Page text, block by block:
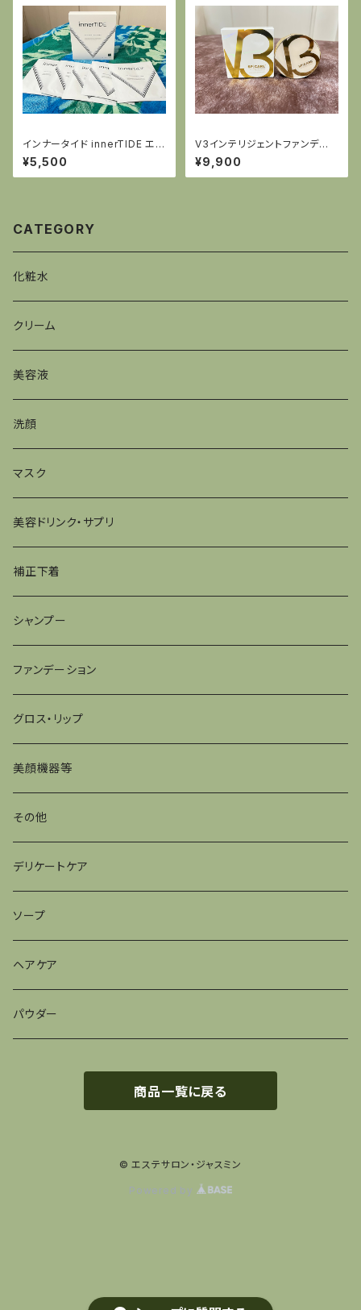
インナータイド innerTIDE エキ
ソテンションストレッチマスク
¥5,500
V3インテリジェントファンデー
ション
¥9,900
CATEGORY
化粧水
クリーム
美容液
洗顔
マスク
美容ドリンク・サプリ
補正下着
シャンプー
ファンデーション
グロス・リップ
美顔機器等
その他
デリケートケア
ソープ
ヘアケア
パウダー
商品一覧に戻る
© エステサロン・ジャスミン
Powered by